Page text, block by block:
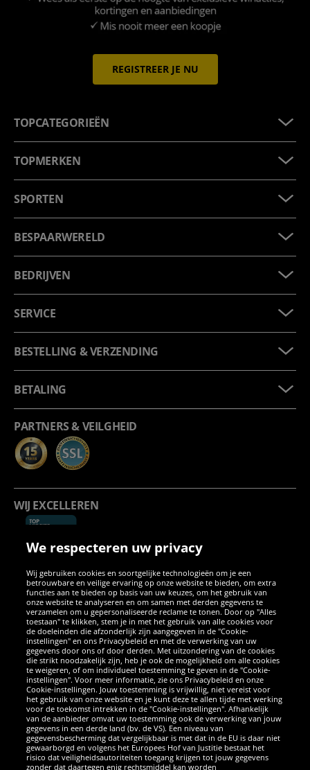
REGISTREER JE NU
TOPCATEGORIEËN
TOPMERKEN
SPORTEN
BESPAARWERELD
BEDRIJVEN
SERVICE
BESTELLING & VERZENDING
BETALING
PARTNERS & VEILGHEID
WIJ EXCELLEREN
SOCIALE MEDIA
FacebookInstagram
WhatsApp
TikTokTwitterYouTube
APPS
We respecteren uw privacy
Wij gebruiken cookies en soortgelijke technologieën om je een
betrouwbare en veilige ervaring op onze website te bieden, om extra
functies aan te bieden op basis van uw keuzes, om het gebruik van
onze website te analyseren en om samen met derden gegevens te
verzamelen om u gepersonaliseerde reclame te tonen. Door op "Alles
toestaan" te klikken, stem je in met het gebruik van alle cookies voor
de doeleinden die afzonderlijk zijn aangegeven in de "Cookie-
instellingen" en ons Privacybeleid en met de verwerking van uw
gegevens door ons of door derden. Met uitzondering van de cookies
die strikt noodzakelijk zijn, heb je ook de mogelijkheid om alle cookies
te weigeren, of om individueel toestemming te geven in de "Cookie-
instellingen". Voor meer informatie, zie ons Privacybeleid en onze
Cookie-instellingen. Jouw toestemming is vrijwillig, niet vereist voor
het gebruik van onze website en je kunt deze te allen tijde met werking
voor de toekomst intrekken in de "Cookie-instellingen". Afhankelijk
van de aanbieder omvat uw toestemming ook de verwerking van jouw
gegevens in een derde land (bv. de VS). Een niveau van
gegevensbescherming dat vergelijkbaar is met dat in de EU is daar niet
gewaarborgd en volgens het Europees Hof van Justitie bestaat het
risico dat veiligheidsautoriteiten toegang krijgen tot jouw gegevens
zonder dat daartegen enig rechtsmiddel kan worden